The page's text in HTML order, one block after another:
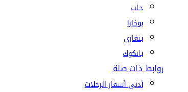
حلب
بوخارا
بنغازي
بانكوك
روابط ذات صلة
أدنى أسعار الرحلات